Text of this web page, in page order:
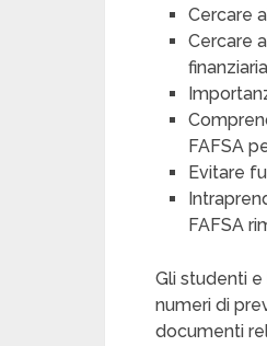
Cercare
Cercare
FAFSA
Evitare
FAFSA
Gli studenti
numeri di
documenti